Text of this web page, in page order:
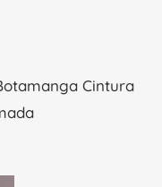
Cintura